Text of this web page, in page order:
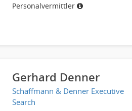
Personalvermittler
Gerhard Denner
Schaffmann & Denner Executive
Search